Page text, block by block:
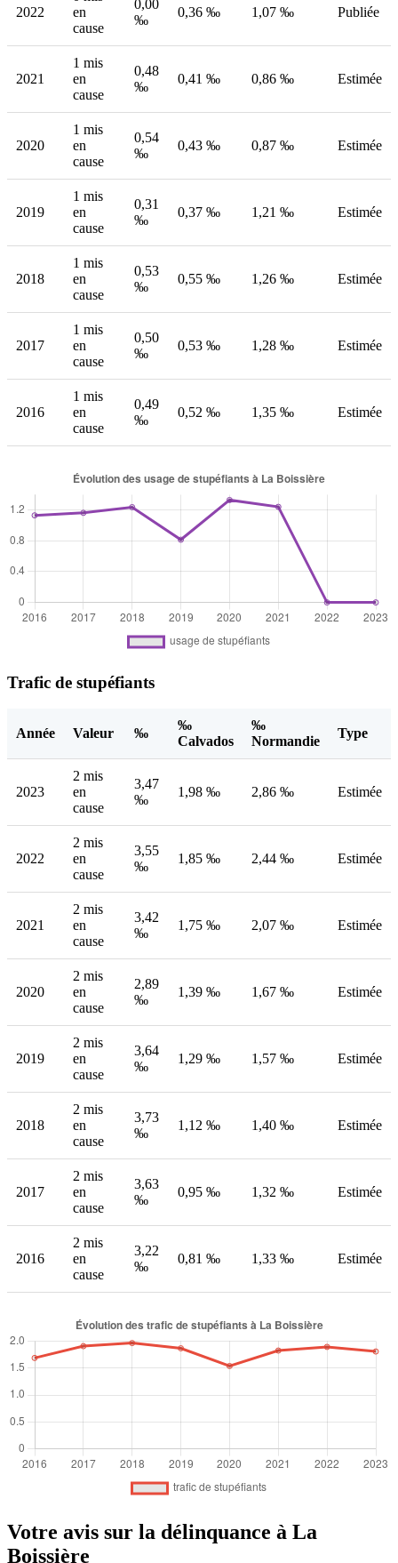
2022
en
cause
0,00
‰
0,36 ‰ 1,07 ‰ Publiée
2021
1 mis
en
cause
0,48
‰
0,41 ‰ 0,86 ‰ Estimée
2020
1 mis
en
cause
0,54
‰
0,43 ‰ 0,87 ‰ Estimée
2019
1 mis
en
cause
0,31
‰
0,37 ‰ 1,21 ‰ Estimée
2018
1 mis
en
cause
0,53
‰
0,55 ‰ 1,26 ‰ Estimée
2017
1 mis
en
cause
0,50
‰
0,53 ‰ 1,28 ‰ Estimée
2016
1 mis
en
cause
0,49
‰
0,52 ‰ 1,35 ‰ Estimée
Trafic de stupéfiants
Année Valeur ‰
‰
Calvados
‰
Normandie
Type
2023
2 mis
en
cause
3,47
‰
1,98 ‰ 2,86 ‰ Estimée
2022
2 mis
en
cause
3,55
‰
1,85 ‰ 2,44 ‰ Estimée
2021
2 mis
en
cause
3,42
‰
1,75 ‰ 2,07 ‰ Estimée
2020
2 mis
en
cause
2,89
‰
1,39 ‰ 1,67 ‰ Estimée
2019
2 mis
en
cause
3,64
‰
1,29 ‰ 1,57 ‰ Estimée
2018
2 mis
en
cause
3,73
‰
1,12 ‰ 1,40 ‰ Estimée
2017
2 mis
en
cause
3,63
‰
0,95 ‰ 1,32 ‰ Estimée
2016
2 mis
en
cause
3,22
‰
0,81 ‰ 1,33 ‰ Estimée
Votre avis sur la délinquance à La
Boissière